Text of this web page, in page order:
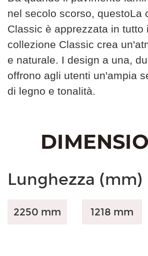
nel secolo scorso, questoLa
Classic è apprezzata in tutto
collezione Classic crea
e naturale. I design a una,
offrono agli utenti un'ampia
di legno e tonalità.
Lunghezza (mm)
2250 mm 1218 mm